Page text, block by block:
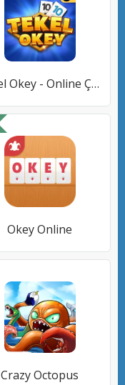
Tekel Okey - Online Çanak Okey
Okey Online
Crazy Octopus